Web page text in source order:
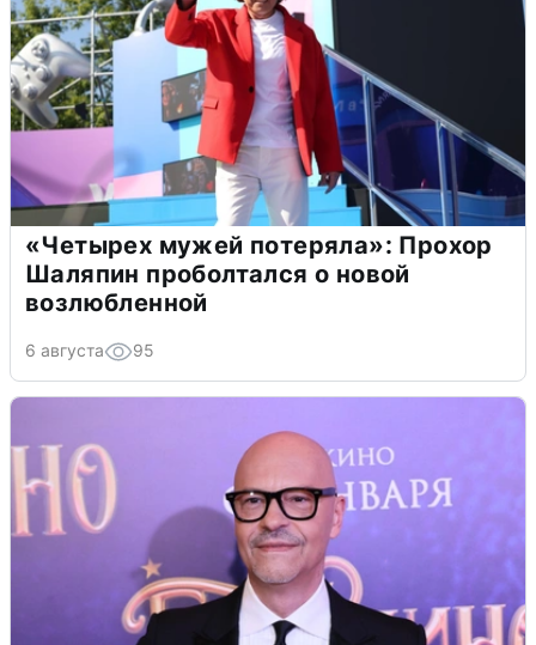
«Четырех мужей потеряла»: Прохор
Шаляпин проболтался о новой
возлюбленной
6 августа 95